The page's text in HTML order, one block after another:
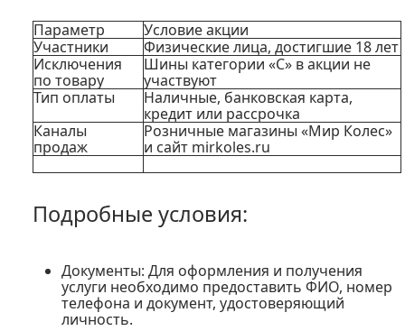
Параметр
Условие акции
Участники
Физические лица, достигшие 18 лет
Исключения
по товару
Шины категории «С» в акции не
участвуют
Тип оплаты
Наличные, банковская карта,
кредит или рассрочка
Каналы
продаж
Розничные магазины «Мир Колес»
и сайт mirkoles.ru
Подробные условия:
Документы: Для оформления и получения
услуги необходимо предоставить ФИО, номер
телефона и документ, удостоверяющий
личность.